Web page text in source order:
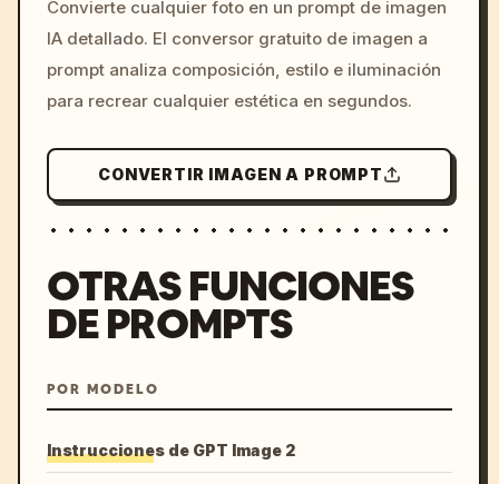
c, cyberpunk sunset, neon
colors, 8k --v 6.0
Convierte cualquier foto en un prompt de imagen
IA detallado. El conversor gratuito de imagen a
prompt analiza composición, estilo e iluminación
para recrear cualquier estética en segundos.
CONVERTIR IMAGEN A PROMPT
OTRAS FUNCIONES
DE PROMPTS
POR MODELO
Instrucciones de GPT Image 2